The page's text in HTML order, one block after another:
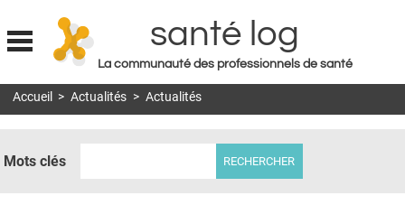
Jump to navigation
santé log
La communauté des professionnels de santé
MON COMPTE
Accueil > Actualités > Actualités
Mots clés